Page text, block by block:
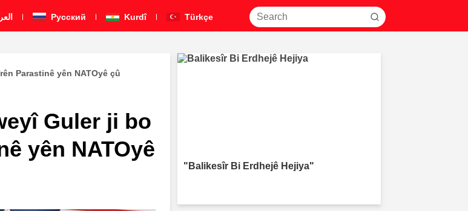
Pусский Kurdî Türkçe
Parastinê yên NATOyê çû
Guler ji bo
yên NATOyê
"Balikesîr Bi Erdhejê Hejiya"